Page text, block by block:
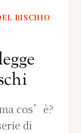
RISCHIO
cos’è?
di